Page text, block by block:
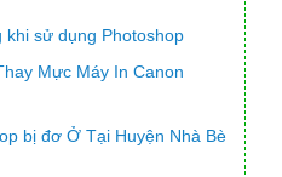
khi sử dụng Photoshop
Mực Máy In Canon
bị đơ Ở Tại Huyện Nhà Bè